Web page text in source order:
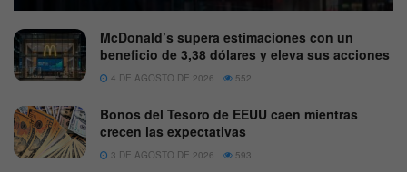
McDonald’s supera estimaciones con un
beneficio de 3,38 dólares y eleva sus acciones
4 DE AGOSTO DE 2026 552
Bonos del Tesoro de EEUU caen mientras
crecen las expectativas
3 DE AGOSTO DE 2026 593